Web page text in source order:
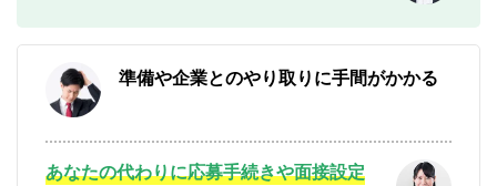
準備や企業とのやり取りに手間がかかる
あなたの代わりに応募手続きや面接設定